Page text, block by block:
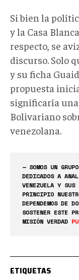
Si bien la
y la Casa
respecto, se
discurso. Solo
y su ficha
propuesta
significaría
Bolivariano
venezolana.
— SOMOS UN
DEDICADOS A
VENEZUELA Y
PRINCIPIO
DEPENDEMOS DE
SOSTENER ESTE
MISIÓN VERDAD
ETIQUETAS